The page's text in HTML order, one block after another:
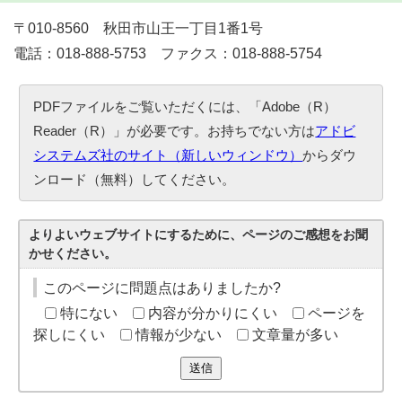
〒010-8560 秋田市山王一丁目1番1号
電話：018-888-5753 ファクス：018-888-5754
PDFファイルをご覧いただくには、「Adobe（R）
Reader（R）」が必要です。お持ちでない方はアドビ
システムズ社のサイト（新しいウィンドウ）からダウ
ンロード（無料）してください。
よりよいウェブサイトにするために、ページのご感想をお聞
かせください。
このページに問題点はありましたか?
特にない
内容が分かりにくい
ページを
探しにくい
情報が少ない 文章量が多い
送信